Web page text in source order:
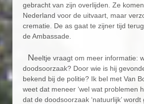
gebracht van zijn overlijden. Ze
Nederland voor de uitvaart, maar
crematie. De as gaat te zijner tijd
de Ambassade.
Neeltje vraagt om meer informatie:
doodsoorzaak? Door wie is hij
bekend bij de politie? Ik bel met Van
weet dat meneer ‘wel wat problemen
dat de doodsoorzaak ‘natuurlijk’